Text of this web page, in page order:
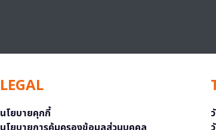
LEGAL
นโยบายคุกกี้